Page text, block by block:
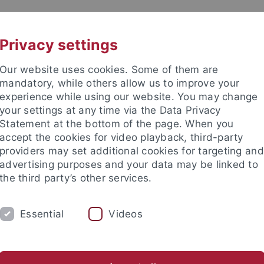
Fakultät
Mathematik Pharmazie/Biochemie
Naturwissenschaftliche Fakultät
Privacy settings
Our website uses cookies. Some of them are
mandatory, while others allow us to improve your
experience while using our website. You may change
your settings at any time via the Data Privacy
Statement at the bottom of the page. When you
accept the cookies for video playback, third-party
providers may set additional cookies for targeting and
advertising purposes and your data may be linked to
the third party’s other services.
Essential Videos